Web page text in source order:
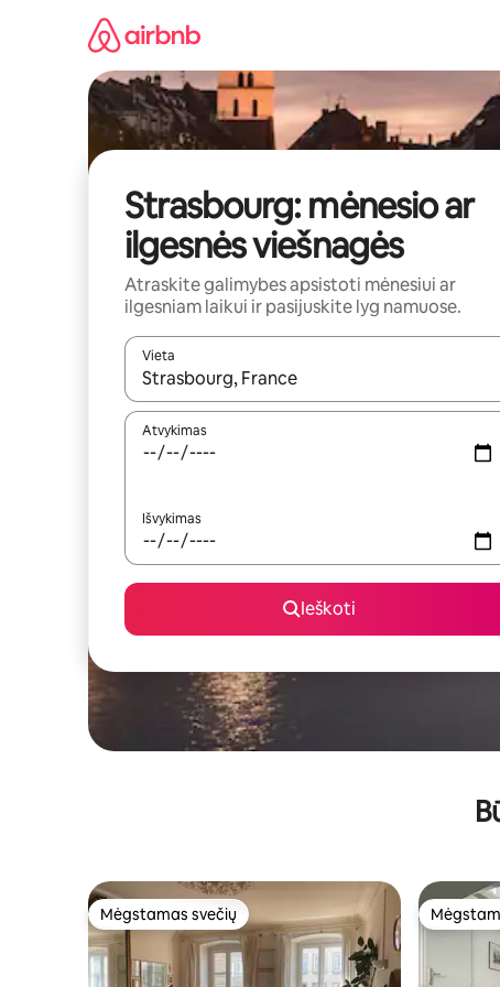
Strasbourg: mėnesio ar
ilgesnės viešnagės
Atraskite galimybes apsistoti mėnesiui ar
ilgesniam laikui ir pasijuskite lyg namuose.
Vieta
Kai pasirodys paieškos rezultatai, juos naršyti
Atvykimas
Išvykimas
Ieškoti
Mėgstamas svečių
Mėgstamas svečių